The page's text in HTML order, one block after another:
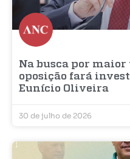
Na busca por maior
oposição fará
Eunício Oliveira
30 de julho de 2026